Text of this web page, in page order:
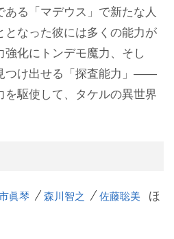
る「マデウス」で新たな人
なった彼には多くの能力が
化にトンデモ魔力、そし
つけ出せる「探査能力」――
駆使して、タケルの異世界
眞琴 森川智之 佐藤聡美
ほ